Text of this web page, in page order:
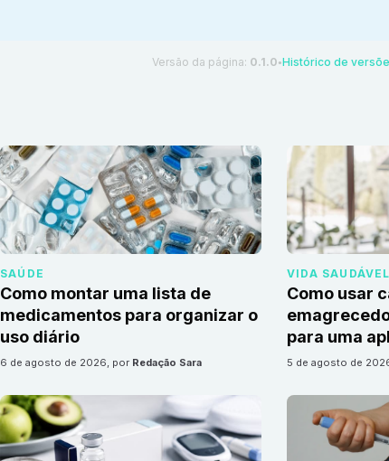
Versão da página: 0.1.0 ●Histórico de
SAÚDE
Como montar uma lista de
medicamentos para organizar o
uso diário
6 de agosto de 2026, por Redação Sara
VIDA SAUDÁVEL
Como usar
para uma
5 de agosto de